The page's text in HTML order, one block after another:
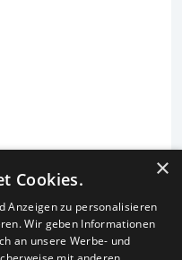
×
Cookies.
Anzeigen zu personalisieren
Wir geben Informationen
an unsere Werbe- und